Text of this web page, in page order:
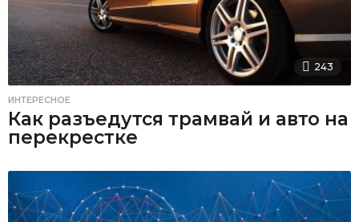
243
ИНТЕРЕСНОЕ
Как разъедутся трамвай и авто на
перекрестке